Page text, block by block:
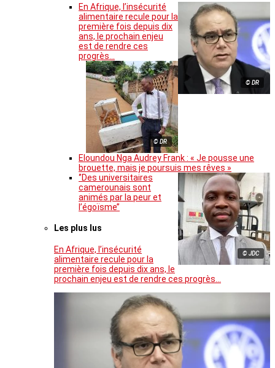
© DR
En Afrique, l’insécurité
alimentaire recule pour la
première fois depuis dix
ans, le prochain enjeu
est de rendre ces
progrès…
© DR
Eloundou Nga Audrey Frank : « Je pousse une
brouette, mais je poursuis mes rêves »
© JDC
‘’Des universitaires
camerounais sont
animés par la peur et
l’égoïsme’’
Les plus lus
En Afrique, l’insécurité
alimentaire recule pour la
première fois depuis dix ans, le
prochain enjeu est de rendre ces progrès…